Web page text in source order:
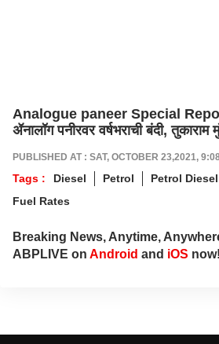
Analogue paneer Special Report
ॲनालॉग पनीरवर वर्षभराची बंदी, तुकाराम
PUBLISHED AT : SAT, OCTOBER 23,2021,
Tags : Diesel Petrol
Petrol
Fuel Rates
Breaking News, Anytime,
ABPLIVE on Android and iOS now!